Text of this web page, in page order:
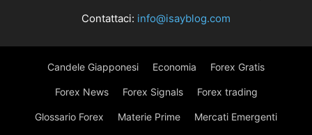
Contattaci: info@isayblog.com
Candele Giapponesi Economia Forex Gratis
Forex News Forex Signals Forex trading
Glossario Forex Materie Prime Mercati Emergenti